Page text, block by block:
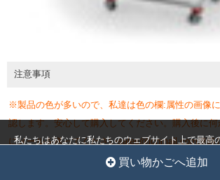
注意事項
※製品の色が多いので、私達は色の欄:属性の画像
認します。安心して購入してください。購入後に
にメールを送ってくださいsales@jcnmall.com連絡
弊社が取り扱っている商品は、自社の海外工場から
買い物かごへ追加
私たちはあなたに私たちのウェブサイト上で最高
クッキー設定